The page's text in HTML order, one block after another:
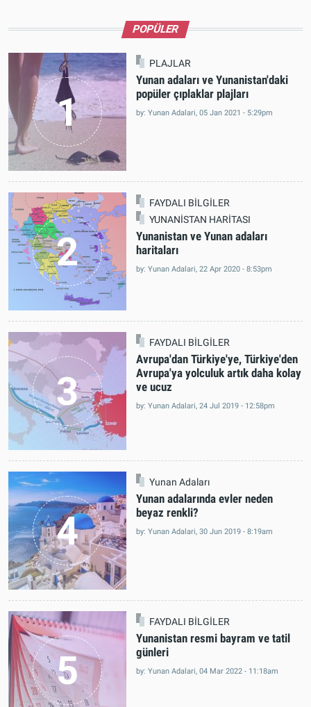
POPÜLER
1
PLAJLAR
Yunan adaları ve Yunanistan'daki
popüler çıplaklar plajları
by: Yunan Adalari, 05 Jan 2021 - 5:29pm
2
FAYDALI BİLGİLER
YUNANİSTAN HARİTASI
Yunanistan ve Yunan adaları
haritaları
by: Yunan Adalari, 22 Apr 2020 - 8:53pm
3
FAYDALI BİLGİLER
Avrupa'dan Türkiye'ye, Türkiye'den
Avrupa'ya yolculuk artık daha kolay
ve ucuz
by: Yunan Adalari, 24 Jul 2019 - 12:58pm
4
Yunan Adaları
Yunan adalarında evler neden
beyaz renkli?
by: Yunan Adalari, 30 Jun 2019 - 8:19am
5
FAYDALI BİLGİLER
Yunanistan resmi bayram ve tatil
günleri
by: Yunan Adalari, 04 Mar 2022 - 11:18am